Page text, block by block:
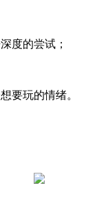
度的尝试；
要玩的情绪。